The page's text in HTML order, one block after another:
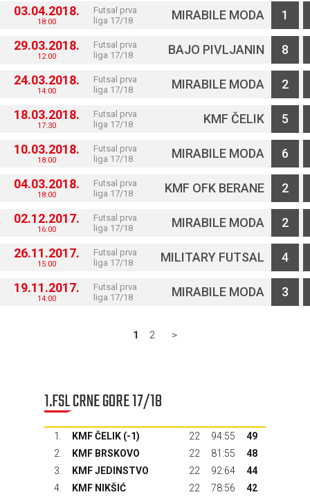
03.04.2018.
18:00
Futsal prva
liga 17/18
MIRABILE MODA 1
29.03.2018.
12:00
Futsal prva
liga 17/18
BAJO PIVLJANIN 8
24.03.2018.
14:00
Futsal prva
liga 17/18
MIRABILE MODA 2
18.03.2018.
17:30
Futsal prva
liga 17/18
KMF ČELIK 5
10.03.2018.
18:00
Futsal prva
liga 17/18
MIRABILE MODA 6
04.03.2018.
18:00
Futsal prva
liga 17/18
KMF OFK BERANE 2
02.12.2017.
16:00
Futsal prva
liga 17/18
MIRABILE MODA 2
26.11.2017.
15:00
Futsal prva
liga 17/18
MILITARY FUTSAL 4
19.11.2017.
14:00
Futsal prva
liga 17/18
MIRABILE MODA 3
1 2 >
1.FSL CRNE GORE 17/18
1. KMF ČELIK (-1) 22 94:55
49
2.
KMF BRSKOVO 22 81:55
48
3.
KMF JEDINSTVO 22 92:64
44
4.
KMF NIKŠIĆ 22 78:56
42